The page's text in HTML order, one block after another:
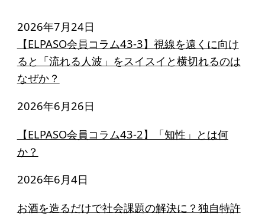
2026年7月24日
【ELPASO会員コラム43-3】視線を遠くに向け
ると「流れる人波」をスイスイと横切れるのは
なぜか？
2026年6月26日
【ELPASO会員コラム43-2】「知性」とは何
か？
2026年6月4日
お酒を造るだけで社会課題の解決に？独自特許